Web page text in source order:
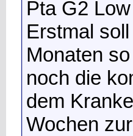
Pta G2
Erstmal
Monaten
noch die
dem
Wochen